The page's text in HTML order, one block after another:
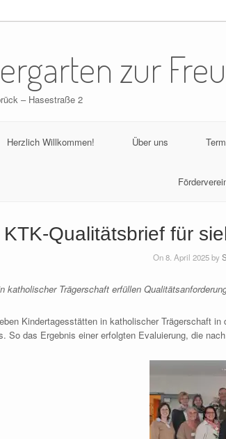
zur
– Hasestraße 2
Herzlich Willkommen! Über uns
KTK-Qualitätsbrief für
On 8. April 2025 by
katholischer Trägerschaft erfüllen
Kindertagesstätten in katholischer Trägerschaft
So das Ergebnis einer erfolgten Evaluierung, die